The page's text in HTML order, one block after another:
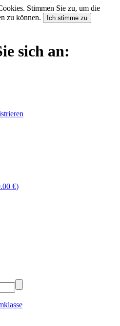
Stimmen Sie zu, um die
zu können.
Ich stimme zu
sich an:
€)